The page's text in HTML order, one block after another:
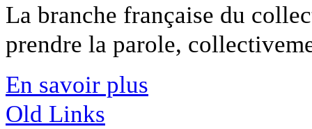
La branche française du
prendre la parole,
En savoir plus
Old Links